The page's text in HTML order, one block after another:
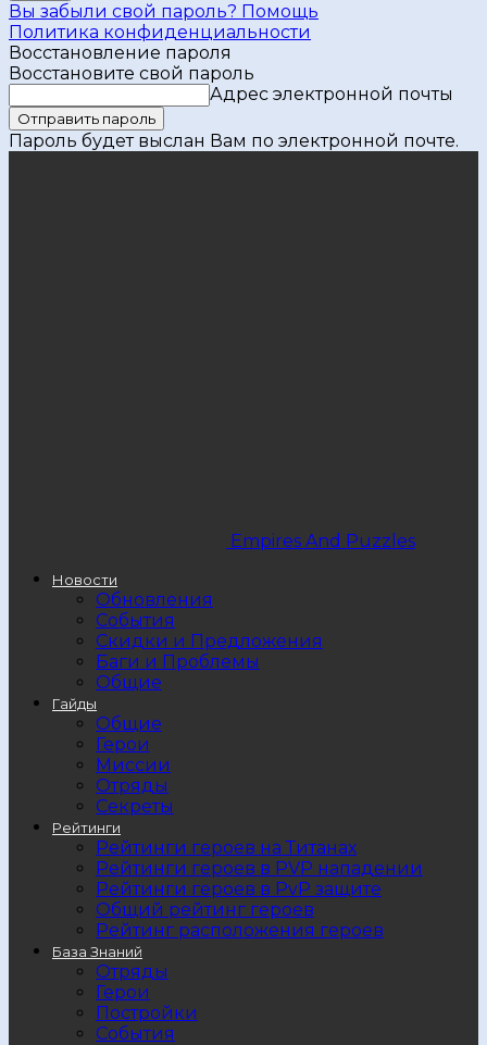
Вы забыли свой пароль? Помощь
Политика конфиденциальности
Восстановление пароля
Восстановите свой пароль
Адрес электронной почты
Пароль будет выслан Вам по электронной почте.
Empires And Puzzles
Новости
Обновления
События
Скидки и Предложения
Баги и Проблемы
Общие
Гайды
Общие
Герои
Миссии
Отряды
Секреты
Рейтинги
Рейтинги героев на Титанах
Рейтинги героев в PVP нападении
Рейтинги героев в PvP защите
Общий рейтинг героев
Рейтинг расположения героев
База Знаний
Отряды
Герои
Постройки
События